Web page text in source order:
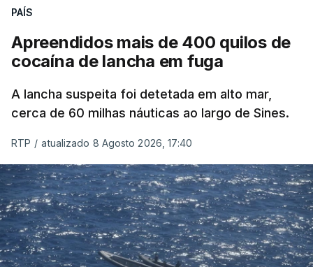
PAÍS
Apreendidos mais de 400 quilos de
cocaína de lancha em fuga
A lancha suspeita foi detetada em alto mar,
cerca de 60 milhas náuticas ao largo de Sines.
RTP / atualizado 8 Agosto 2026, 17:40